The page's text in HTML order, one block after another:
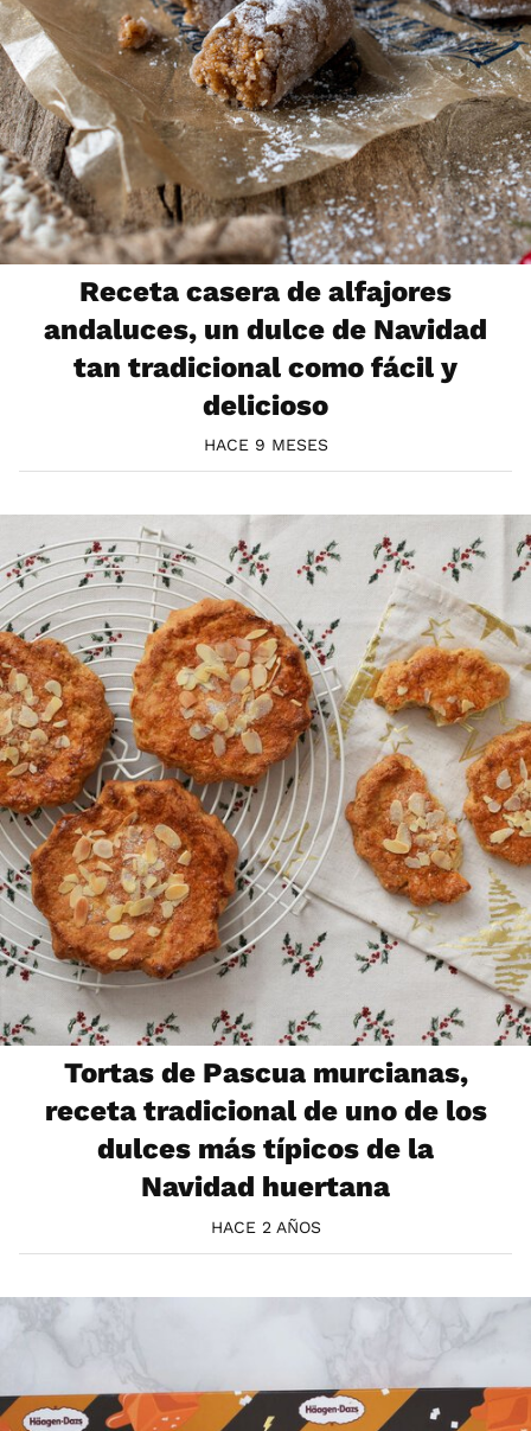
Receta casera de alfajores
andaluces, un dulce de Navidad
tan tradicional como fácil y
delicioso
HACE 9 MESES
Tortas de Pascua murcianas,
receta tradicional de uno de los
dulces más típicos de la
Navidad huertana
HACE 2 AÑOS